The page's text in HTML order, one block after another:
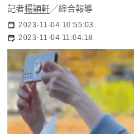
記者楊穎軒／綜合報導
2023-11-04 10:55:03
2023-11-04 11:04:18